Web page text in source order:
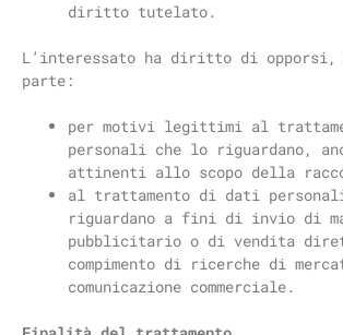
diritto tutelato.
L’interessato ha diritto di
parte:
per motivi legittimi al
personali che lo riguardano,
attinenti allo scopo della
al trattamento di dati
riguardano a fini di invio di
pubblicitario o di vendita
compimento di ricerche di
comunicazione commerciale.